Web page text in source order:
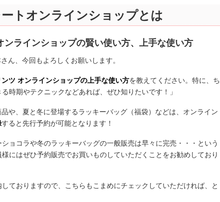
トオンラインショップとは
ンラインショップの賢い使い方、上手な使い方
さん、今回もよろしくお願いします。
ンツ オンラインショップの上手な使い方を教えてください。特に、ち
時期やテクニックなどあれば、ぜひ知りたいです！」
や、夏と冬に登場するラッキーバッグ（福袋）などは、オンライン
すると先行予約が可能となります！
ョコラや冬のラッキーバッグの一般販売は早々に完売・・・という
にはぜひ予約販売でお買いものしていただくことをお勧めしており
ておりますので、こちらもこまめにチェックしていただければ、と